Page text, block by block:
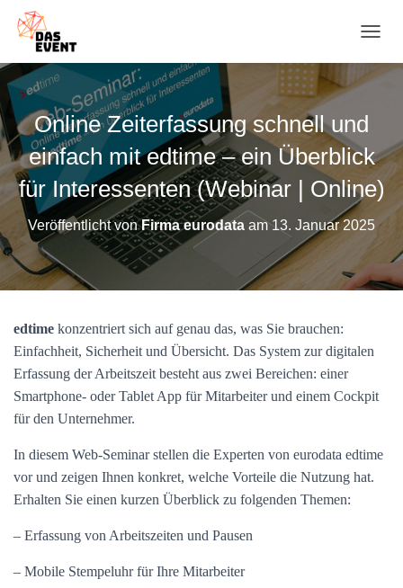
A
V
I
O
N
M
H
E
Online Zeiterfassung schnell und
einfach mit edtime – ein Überblick
für Interessenten (Webinar | Online)
Veröffentlicht vonFirma eurodata am13. Januar 2025
edtime konzentriert sich auf genau das, was Sie brauchen:
Einfachheit, Sicherheit und Übersicht. Das System zur digitalen
Erfassung der Arbeitszeit besteht aus zwei Bereichen: einer
Smartphone- oder Tablet App für Mitarbeiter und einem Cockpit
für den Unternehmer.
In diesem Web-Seminar stellen die Experten von eurodata edtime
vor und zeigen Ihnen konkret, welche Vorteile die Nutzung hat.
Erhalten Sie einen kurzen Überblick zu folgenden Themen:
– Erfassung von Arbeitszeiten und Pausen
– Mobile Stempeluhr für Ihre Mitarbeiter